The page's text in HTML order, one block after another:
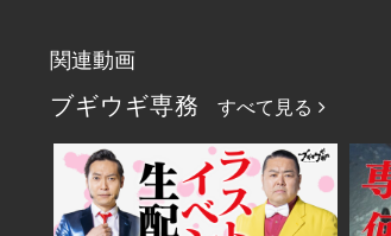
関連動画
ブギウギ専務 すべて見る